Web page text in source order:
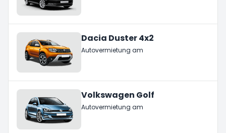
Dacia Duster 4x2
Autovermietung am
Volkswagen Golf
Autovermietung am